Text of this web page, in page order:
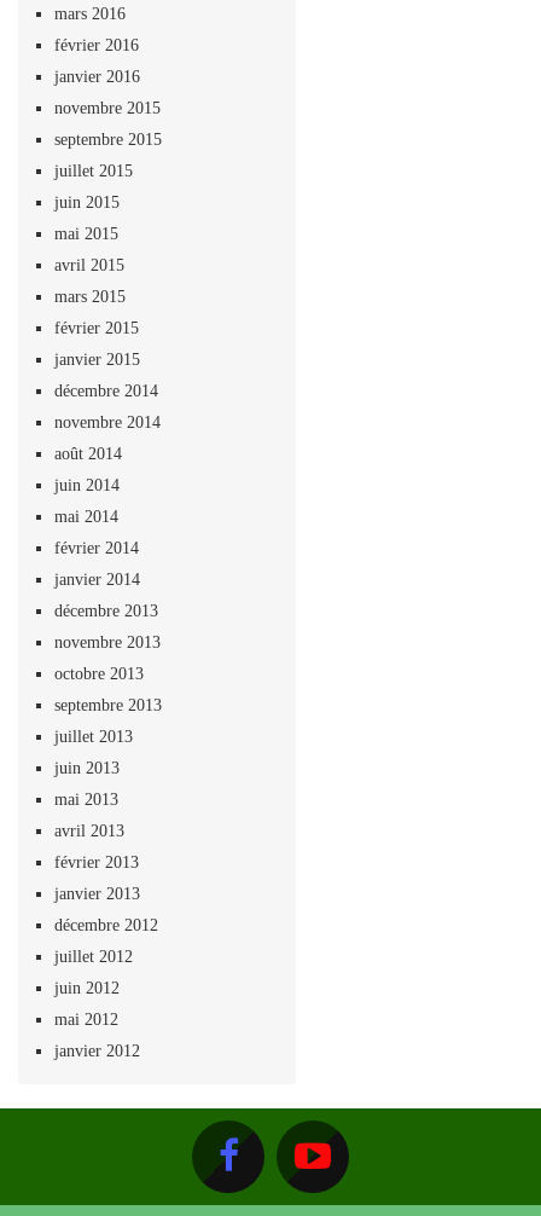
mars 2016
février 2016
janvier 2016
novembre 2015
septembre 2015
juillet 2015
juin 2015
mai 2015
avril 2015
mars 2015
février 2015
janvier 2015
décembre 2014
novembre 2014
août 2014
juin 2014
mai 2014
février 2014
janvier 2014
décembre 2013
novembre 2013
octobre 2013
septembre 2013
juillet 2013
juin 2013
mai 2013
avril 2013
février 2013
janvier 2013
décembre 2012
juillet 2012
juin 2012
mai 2012
janvier 2012